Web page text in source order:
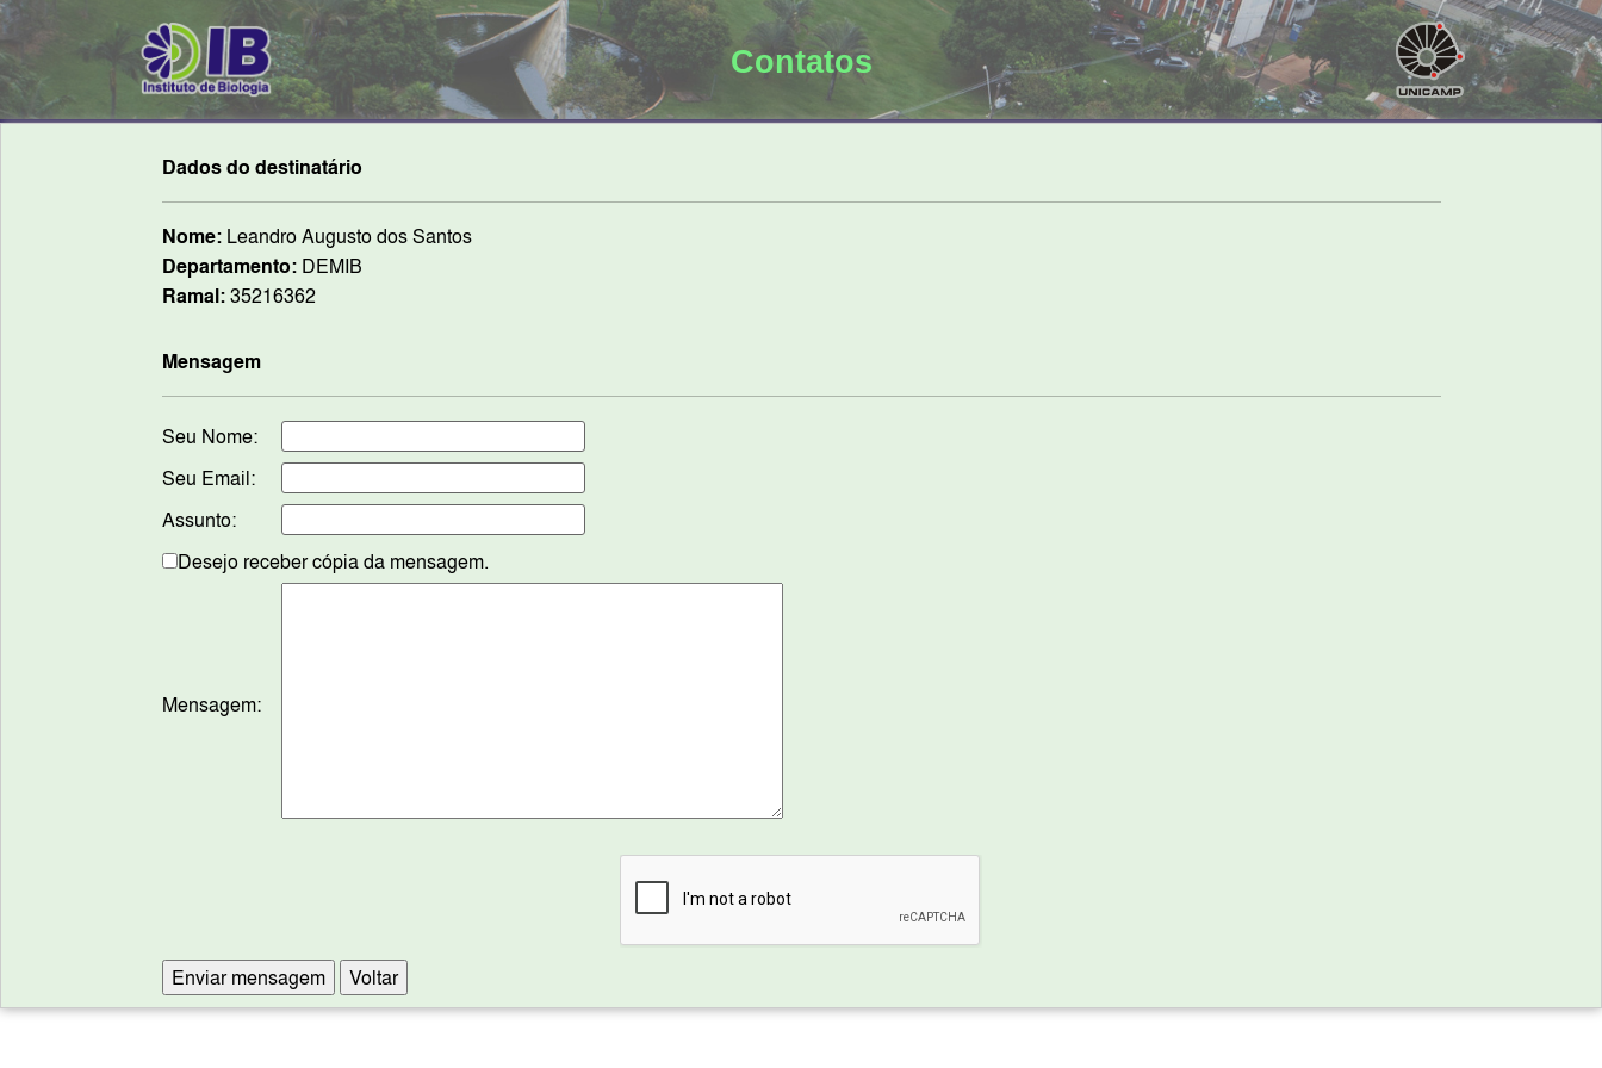
Contatos
Dados do destinatário
Nome:Leandro Augusto dos Santos
Departamento:DEMIB
Ramal:35216362
Mensagem
Seu Nome:
Seu Email:
Assunto:
Desejo receber cópia da mensagem.
Mensagem: